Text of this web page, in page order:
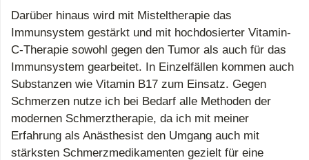
Darüber hinaus wird mit Misteltherapie das
Immunsystem gestärkt und mit hochdosierter Vitamin-
C-Therapie sowohl gegen den Tumor als auch für das
Immunsystem gearbeitet. In Einzelfällen kommen auch
Substanzen wie Vitamin B17 zum Einsatz. Gegen
Schmerzen nutze ich bei Bedarf alle Methoden der
modernen Schmerztherapie, da ich mit meiner
Erfahrung als Anästhesist den Umgang auch mit
stärksten Schmerzmedikamenten gezielt für eine